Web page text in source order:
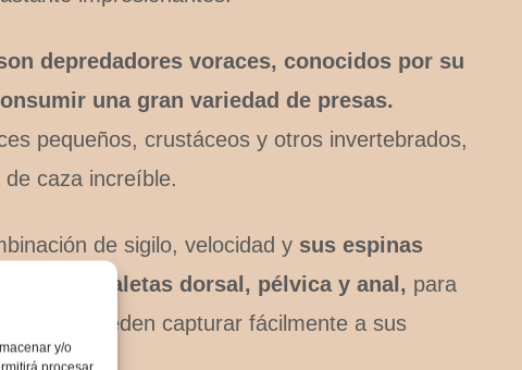
y/o
depredadores voraces, conocidos por su
una gran variedad de presas.
pequeños, crustáceos y otros invertebrados,
caza increíble.
de sigilo, velocidad y sus espinas
en las aletas dorsal, pélvica y anal, para
pueden capturar fácilmente a sus